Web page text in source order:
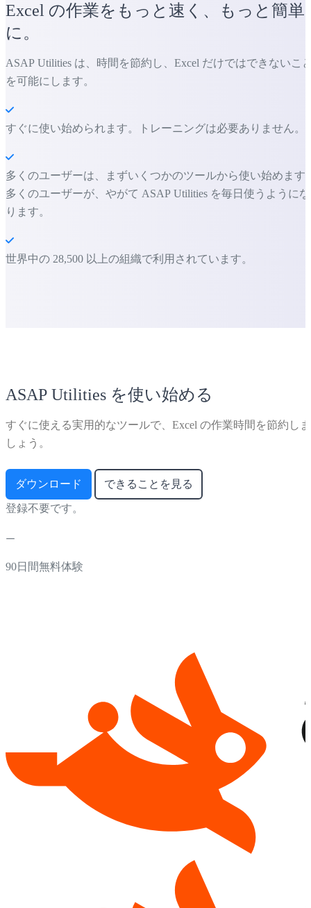
Excel の作業をもっと速く、もっと簡単
に。
ASAP Utilities は、時間を節約し、Excel だけではできないこ
を可能にします。
すぐに使い始められます。トレーニングは必要ありません。
多くのユーザーは、まずいくつかのツールから使い始めます
多くのユーザーが、やがて ASAP Utilities を毎日使うようにな
ります。
世界中の 28,500 以上の組織で利用されています。
ASAP Utilities を使い始める
すぐに使える実用的なツールで、Excel の作業時間を節約しま
しょう。
ダウンロード できることを見る
登録不要です。
90日間無料体験